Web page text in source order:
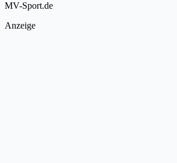
MV-Sport.de
Anzeige